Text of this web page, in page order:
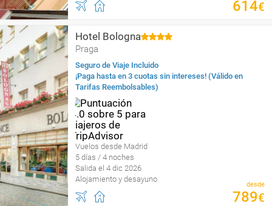
614€
Hotel Bologna
Praga
Seguro de Viaje Incluido
¡Paga hasta en 3 cuotas sin intereses! (Válido en
Tarifas Reembolsables)
Vuelos desde Madrid
5 días / 4 noches
Salida el 4 dic 2026
Alojamiento y desayuno
desde
789€